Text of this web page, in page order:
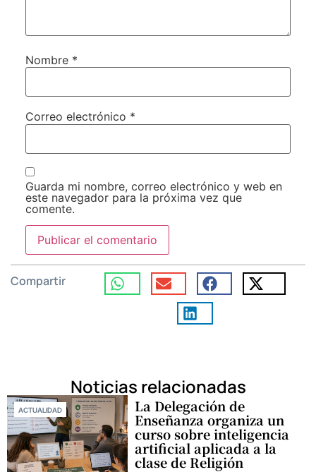
Nombre *
Correo electrónico *
Guarda mi nombre, correo electrónico y web en
este navegador para la próxima vez que
comente.
Compartir
Noticias relacionadas
ACTUALIDAD La Delegación de
Enseñanza organiza un
curso sobre inteligencia
artificial aplicada a la
clase de Religión